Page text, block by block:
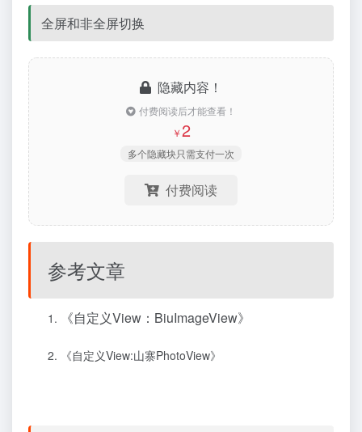
全屏和非全屏切换
隐藏内容！
付费阅读后才能查看！
￥2
多个隐藏块只需支付一次
付费阅读
参考文章
《自定义View：BiuImageView》
《自定义View:山寨PhotoView》